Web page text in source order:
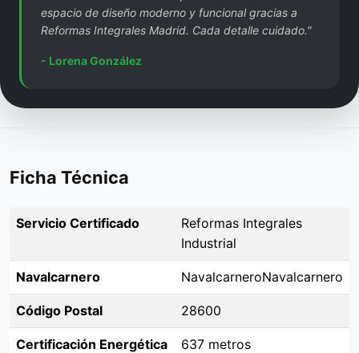
espacio de diseño moderno y funcional gracias a
Reformas Integrales Madrid. Cada detalle cuidado."
- Lorena González
Ficha Técnica
Servicio Certificado
Reformas Integrales
Industrial
Navalcarnero NavalcarneroNavalcarnero
Código Postal 28600
Certificación Energética 637 metros